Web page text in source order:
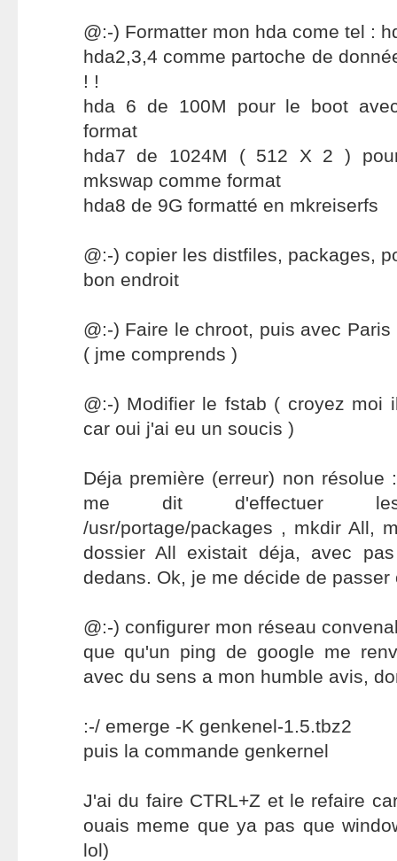
@:-) Formatter mon hda come tel :
hda2,3,4 comme partoche de
! !
hda 6 de 100M pour le boot
format
hda7 de 1024M ( 512 X 2 )
mkswap comme format
hda8 de 9G formatté en mkreiserfs
@:-) copier les distfiles, packages,
bon endroit
@:-) Faire le chroot, puis avec
( jme comprends )
@:-) Modifier le fstab ( croyez moi
car oui j'ai eu un soucis )
Déja première (erreur) non résolue
me dit d'effectuer
/usr/portage/packages , mkdir All,
dossier All existait déja, avec
dedans. Ok, je me décide de passer
@:-) configurer mon réseau
que qu'un ping de google me
avec du sens a mon humble avis,
:-/ emerge -K genkenel-1.5.tbz2
puis la commande genkernel
J'ai du faire CTRL+Z et le refaire
ouais meme que ya pas que
lol)